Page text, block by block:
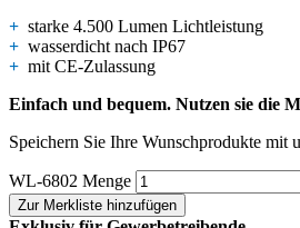
+ starke 4.500 Lumen Lichtleistung
+ wasserdicht nach IP67
+ mit CE-Zulassung
Einfach und bequem. Nutzen sie die
Speichern Sie Ihre Wunschprodukte mit
WL-6802 Menge
Zur Merkliste hinzufügen